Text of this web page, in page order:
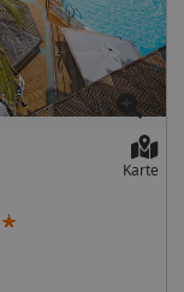
Karte